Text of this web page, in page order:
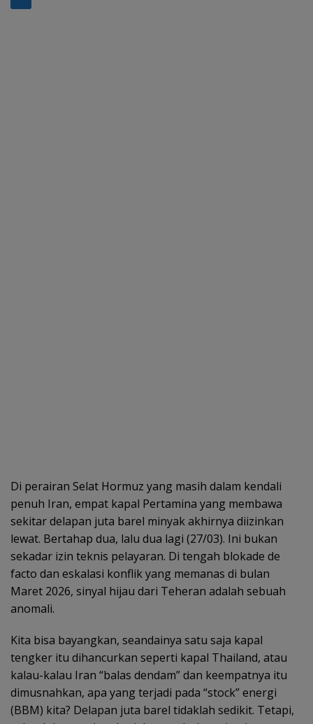
Di perairan Selat Hormuz yang masih dalam kendali
penuh Iran, empat kapal Pertamina yang membawa
sekitar delapan juta barel minyak akhirnya diizinkan
lewat. Bertahap dua, lalu dua lagi (27/03). Ini bukan
sekadar izin teknis pelayaran. Di tengah blokade de
facto dan eskalasi konflik yang memanas di bulan
Maret 2026, sinyal hijau dari Teheran adalah sebuah
anomali.
Kita bisa bayangkan, seandainya satu saja kapal
tengker itu dihancurkan seperti kapal Thailand, atau
kalau-kalau Iran “balas dendam” dan keempatnya itu
dimusnahkan, apa yang terjadi pada “stock” energi
(BBM) kita? Delapan juta barel tidaklah sedikit. Tetapi,